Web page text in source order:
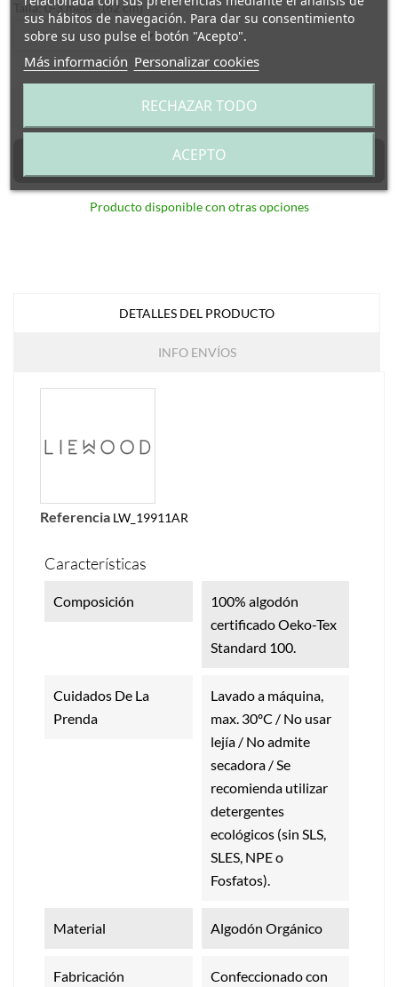
Talla: 0-3 meses (62 cm)
Añadir al carrito
Producto disponible con otras opciones
DETALLES DEL PRODUCTO
INFO ENVÍOS
Referencia LW_19911AR
Características
Composición
100% algodón
certificado Oeko-Tex
Standard 100.
Cuidados De La
Prenda
Lavado a máquina,
max. 30ºC / No usar
lejía / No admite
secadora / Se
recomienda utilizar
detergentes
ecológicos (sin SLS,
SLES, NPE o
Fosfatos).
Material Algodón Orgánico
Fabricación
Confeccionado con
sus hábitos de navegación. Para dar su consentimiento
sobre su uso pulse el botón "Acepto".
Más información Personalizar cookies
RECHAZAR TODO
ACEPTO